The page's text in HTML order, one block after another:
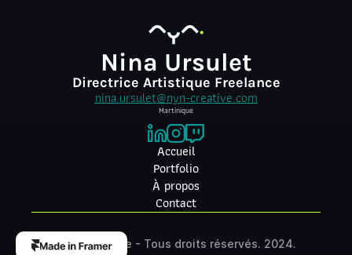
Nina Ursulet
Directrice Artistique Freelance
nina.ursulet@nyn-creative.com
Martinique
Accueil
Portfolio
À propos
Contact
Nyn. Creative - Tous droits réservés. 2024.